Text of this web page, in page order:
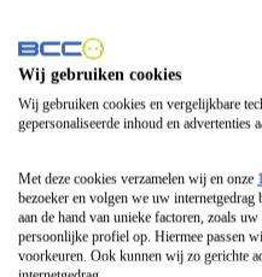
Fitelli
Airfryer
Frituurpan
Contactgrill
Broodbakmachine
Broodrooster
Wij gebruiken cookies
Wij gebruiken cookies en vergelijkbare
gepersonaliseerde inhoud en advertenties
Met deze cookies verzamelen wij en onze
bezoeker en volgen we uw
aan de hand van unieke factoren, zoals
persoonlijke profiel op. Hiermee passen
voorkeuren. Ook kunnen wij zo gerichte